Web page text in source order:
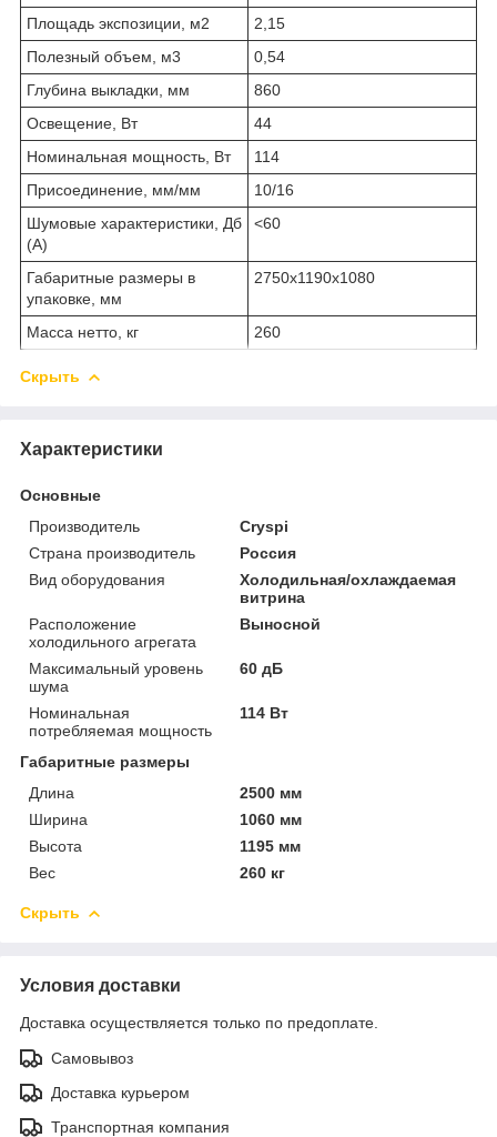
Площадь экспозиции, м2
2,15
Полезный объем, м3
0,54
Глубина выкладки, мм
860
Освещение, Вт
44
Номинальная мощность, Вт
114
Присоединение, мм/мм
10/16
Шумовые характеристики, Дб
(А)
<60
Габаритные размеры в
упаковке, мм
2750х1190х1080
Масса нетто, кг 260
Скрыть
Характеристики
Основные
Производитель
Cryspi
Страна производитель
Россия
Вид оборудования
Холодильная/охлаждаемая
витрина
Расположение
холодильного агрегата
Выносной
Максимальный уровень
шума
60 дБ
Номинальная
потребляемая мощность
114 Вт
Габаритные размеры
Длина
2500 мм
Ширина
1060 мм
Высота
1195 мм
Вес
260 кг
Скрыть
Условия доставки
Доставка осуществляется только по предоплате.
Самовывоз
Доставка курьером
Транспортная компания